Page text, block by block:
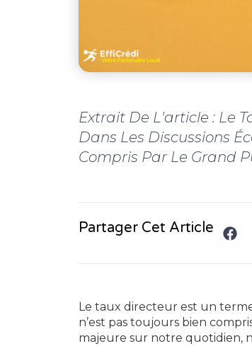
Extrait De L'article : Le
Dans Les Discussions
Compris Par Le Grand
Partager Cet Article
Le taux directeur est un
n’est pas toujours bien
majeure sur notre quotidien,